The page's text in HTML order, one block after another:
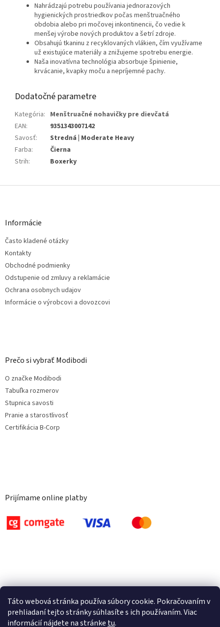
Táto webová stránka používa súbory cookie. Pokračovaním v
prehliadaní tejto stránky súhlasíte s ich používaním. Viac
informácií nájdete na stránke tu.
Nahrádzajú potrebu používania jednorazových
hygienických prostriedkov počas menštruačného
obdobia alebo pri močovej inkontinencii, čo vedie k
menšej výrobe nových produktov a šetrí zdroje.
Obsahujú tkaninu z recyklovaných vlákien, čím využívame
už existujúce materiály a znižujeme spotrebu energie.
Naša inovatívna technológia absorbuje špinienie,
krvácanie, kvapky moču a nepríjemné pachy.
Dodatočné parametre
Kategória: Menštruačné nohavičky pre dievčatá
EAN:
9351343007142
Savosť:
Stredná | Moderate Heavy
Farba:
Čierna
Strih: Boxerky
Z
Informácie
Často kladené otázky
Kontakty
Obchodné podmienky
Odstupenie od zmluvy a reklamácie
Ochrana osobnych udajov
Informácie o výrobcovi a dovozcovi
Prečo si vybrať Modibodi
O značke Modibodi
Tabuľka rozmerov
Stupnica savosti
Pranie a starostlivosť
Certifikácia B-Corp
Prijímame online platby